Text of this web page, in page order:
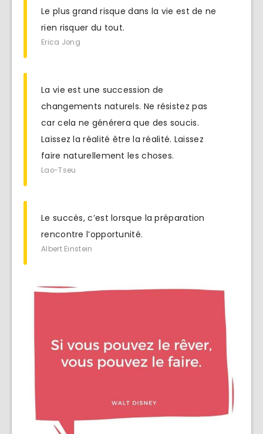
Le plus grand risque dans la vie est de ne
rien risquer du tout.
Erica Jong
La vie est une succession de
changements naturels. Ne résistez pas
car cela ne générera que des soucis.
Laissez la réalité être la réalité. Laissez
faire naturellement les choses.
Lao-Tseu
Le succès, c’est lorsque la préparation
rencontre l’opportunité.
Albert Einstein